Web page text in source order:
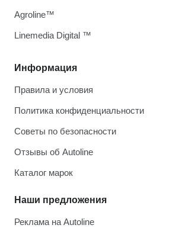
Информация
Правила и условия
Политика конфиденциальности
Советы по безопасности
Отзывы об Autoline
Каталог марок
Наши предложения
Реклама на Autoline
Agroline™
Linemedia Digital ™